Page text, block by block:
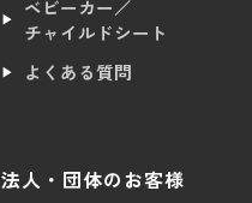
ベビーカー／
チャイルドシート
よくある質問
法人・団体のお客様